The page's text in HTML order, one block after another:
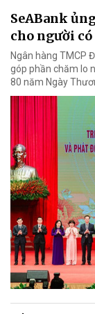
SeABank
cho người
Ngân hàng TMCP
góp phần chăm lo
80 năm Ngày